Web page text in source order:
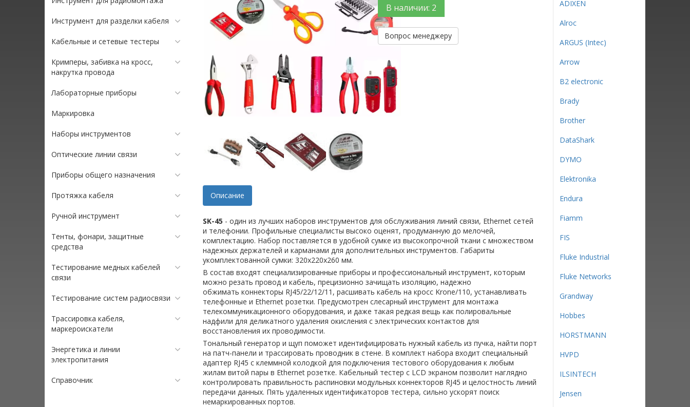
Инструмент для разделки кабеля
Кабельные и сетевые тестеры
Кримперы, забивка на кросс,
накрутка провода
Лабораторные приборы
Маркировка
Наборы инструментов
Оптические линии связи
Приборы общего назначения
Протяжка кабеля
Ручной инструмент
Тенты, фонари, защитные
средства
Тестирование медных кабелей
связи
Тестирование систем радиосвязи
Трассировка кабеля,
маркероискатели
Энергетика и линии
электропитания
Справочник
В наличии: 2
Вопрос менеджеру
Описание
SK-45 - один из лучших наборов инструментов для обслуживания линий связи, Ethernet сетей
и телефонии. Профильные специалисты высоко оценят, продуманную до мелочей,
комплектацию. Набор поставляется в удобной сумке из высокопрочной ткани с множеством
надежных держателей и карманами для дополнительных инструментов. Габариты
укомплектованной сумки: 320x220x260 мм.
В состав входят специализированные приборы и профессиональный инструмент, которым
можно резать провод и кабель, прецизионно зачищать изоляцию, надежно
обжимать коннекторы RJ45/22/12/11, расшивать кабель на кросс Krone/110, устанавливать
телефонные и Ethernet розетки. Предусмотрен слесарный инструмент для монтажа
телекоммуникационного оборудования, и даже такая редкая вещь как полировальные
надфили для деликатного удаления окисления с электрических контактов для
восстановления их проводимости.
Тональный генератор и щуп поможет идентифицировать нужный кабель из пучка, найти порт
на патч-панели и трассировать проводник в стене. В комплект набора входит специальный
адаптер RJ45 с клеммной колодкой для подключения тестового оборудования к любым
жилам витой пары в Ethernet розетке. Кабельный тестер c LCD экраном позволит наглядно
контролировать правильность распиновки модульных коннекторов RJ45 и целостность линий
передачи данных. Пять удаленных идентификаторов тестера, сильно ускорят поиск
немаркированных портов.
ADIXEN
Alroc
ARGUS (Intec)
Arrow
B2 electronic
Brady
Brother
DataShark
DYMO
Elektronika
Endura
Fiamm
FIS
Fluke Industrial
Fluke Networks
Grandway
Hobbes
HORSTMANN
HVPD
ILSINTECH
Jensen